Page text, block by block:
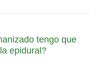
tengo que
epidural?